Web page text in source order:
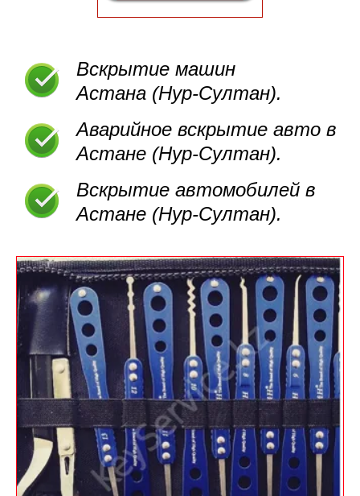
Вскрытие машин
Астана (Нур-Султан).
Аварийное вскрытие авто в
Астане (Нур-Султан).
Вскрытие автомобилей в
Астане (Нур-Султан).